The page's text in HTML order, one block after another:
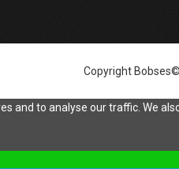
Copyright
and to analyse our traffic. We